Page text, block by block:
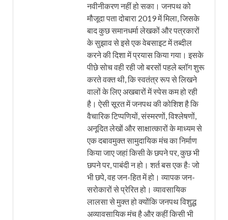
नवीनीकरण नहीं हो सका। जनपथ को
मौजूदा पता दोबारा 2019 में मिला, जिसके
बाद कुछ समानधर्मा लेखकों और पत्रकारों
के सुझाव से इसे एक वेबसाइट में तब्दील
करने की दिशा में प्रयास किया गया। इसके
पीछे सोच वही रही जो बरसों पहले ब्लॉग शुरू
करते वक्त थी, कि स्वतंत्र रूप से लिखने
वालों के लिए अखबारों में स्पेस कम हो रही
है। ऐसी सूरत में जनपथ की कोशिश है कि
वैचारिक टिप्पणियों, संस्मरणों, विश्लेषणों,
अनूदित लेखों और साक्षात्कारों के माध्यम से
एक दबावमुक्त सामुदायिक मंच का निर्माण
किया जाए जहां किसी के छपने पर, कुछ भी
छपने पर, पाबंदी न हो। शर्त बस एक हैः जो
भी छपे, वह जन-हित में हो। व्यापक जन-
सरोकारों से प्रेरित हो। व्यावसायिक
लालसा से मुक्त हो क्योंकि जनपथ विशुद्ध
अव्यावसायिक मंच है और कहीं किसी भी